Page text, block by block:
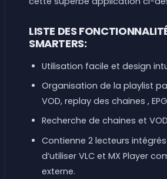
LISTE DES
SMARTERS:
Utilisation facile et design
Organisation de la playlist
VOD, replay des chaines ,
Recherche de chaines et
Contienne 2 lecteurs
d’utiliser VLC et MX Player
externe.